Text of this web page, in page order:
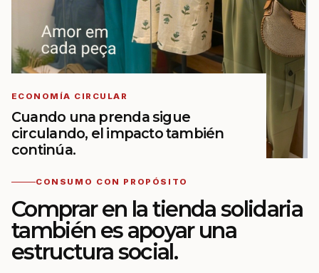
ECONOMÍA CIRCULAR
Cuando una prenda sigue
circulando, el impacto también
continúa.
CONSUMO CON PROPÓSITO
Comprar en la tienda solidaria
también es apoyar una
estructura social.